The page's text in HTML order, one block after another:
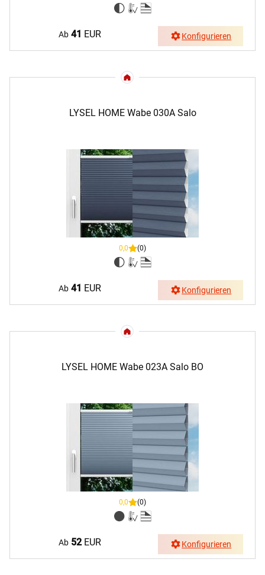
Ab 41 EUR Konfigurieren
LYSEL HOME Wabe 030A Salo
0,0 (0)
Ab 41 EUR Konfigurieren
LYSEL HOME Wabe 023A Salo BO
0,0 (0)
Ab 52EUR Konfigurieren